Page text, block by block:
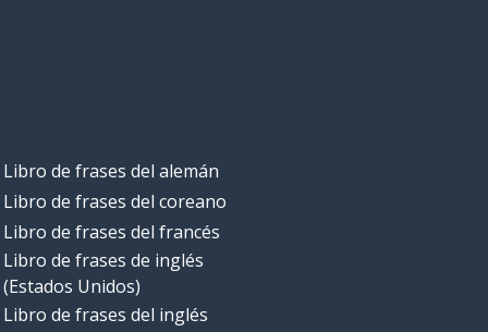
Libro de frases del alemán
Libro de frases del coreano
Libro de frases del francés
Libro de frases de inglés
(Estados Unidos)
Libro de frases del inglés